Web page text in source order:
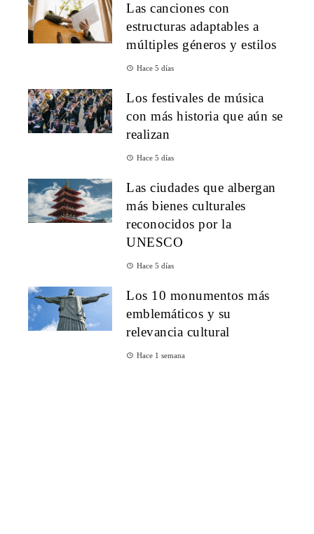
Las canciones con
estructuras adaptables a
múltiples géneros y estilos
Hace 5 días
Los festivales de música
con más historia que aún se
realizan
Hace 5 días
Las ciudades que albergan
más bienes culturales
reconocidos por la
UNESCO
Hace 5 días
Los 10 monumentos más
emblemáticos y su
relevancia cultural
Hace 1 semana